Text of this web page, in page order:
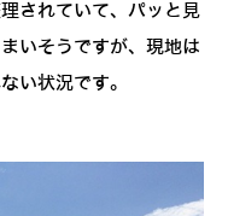
されていて、パッと見
いそうですが、現地は
い状況です。